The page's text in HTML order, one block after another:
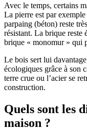
Avec le temps, certains
La pierre est par
parpaing (béton) reste
résistant. La brique reste
brique « monomur » qui
Le bois sert lui
écologiques grâce à son
terre crue ou l’acier se
construction.
Quels sont les
maison ?